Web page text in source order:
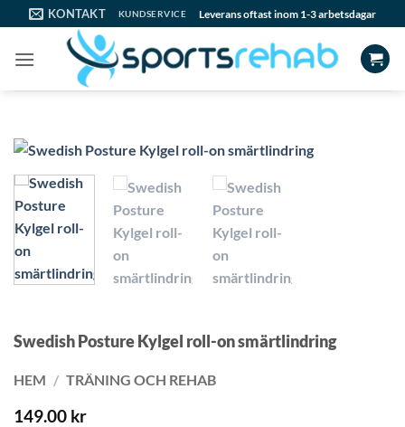
to
content
KONTAKT KUNDSERVICE Leverans oftast inom 1-3 arbetsdagar
Swedish Posture Kylgel roll-on smärtlindring
HEM / TRÄNING OCH REHAB
149.00 kr